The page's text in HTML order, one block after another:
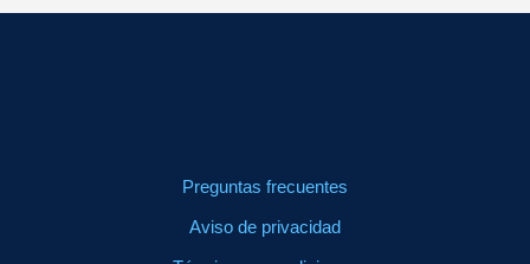
Preguntas frecuentes
Aviso de privacidad